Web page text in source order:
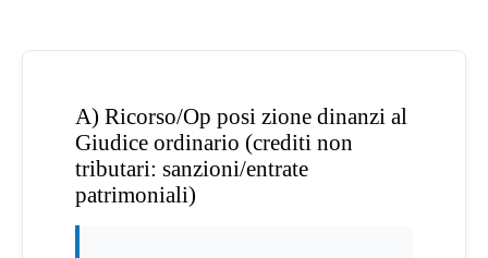
A) Ricorso/Op posi zione dinanzi al
Giudice ordinario (crediti non
tributari: sanzioni/entrate
patrimoniali)